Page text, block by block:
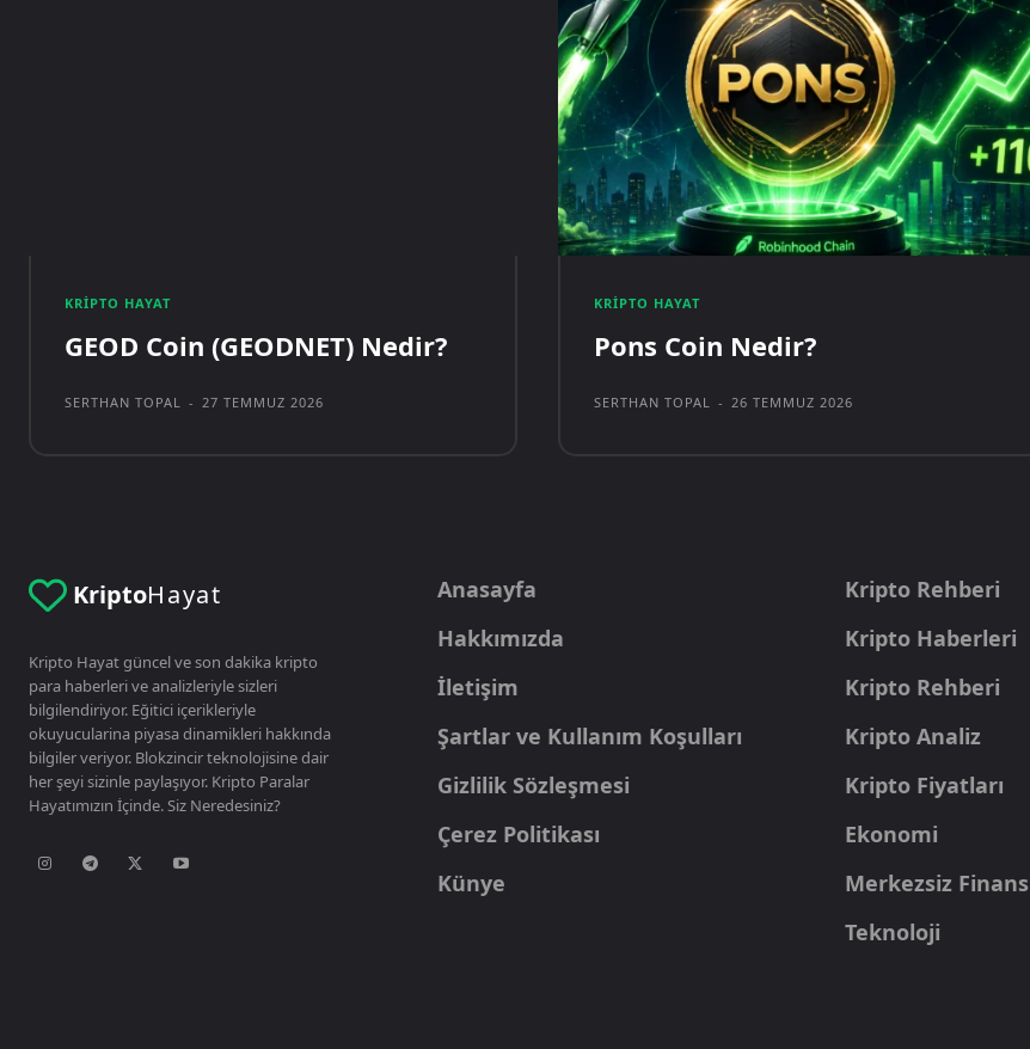
KRIPTO HAYAT
GEOD Coin (GEODNET) Nedir?
SERTHAN TOPAL - 27 TEMMUZ 2026
KRIPTO HAYAT
Pons Coin Nedir?
SERTHAN TOPAL - 26 TEMMUZ 2026
KriptoHayat
Kripto Hayat güncel ve son dakika kripto
para haberleri ve analizleriyle sizleri
bilgilendiriyor. Eğitici içerikleriyle
okuyucularina piyasa dinamikleri hakkında
bilgiler veriyor. Blokzincir teknolojisine dair
her şeyi sizinle paylaşıyor. Kripto Paralar
Hayatımızın İçinde. Siz Neredesiniz?
Anasayfa
Hakkımızda
İletişim
Şartlar ve Kullanım Koşulları
Gizlilik Sözleşmesi
Çerez Politikası
Künye
Kripto Rehberi
Kripto Haberleri
Kripto Rehberi
Kripto Analiz
Kripto Fiyatları
Ekonomi
Merkezsiz Finans
Teknoloji